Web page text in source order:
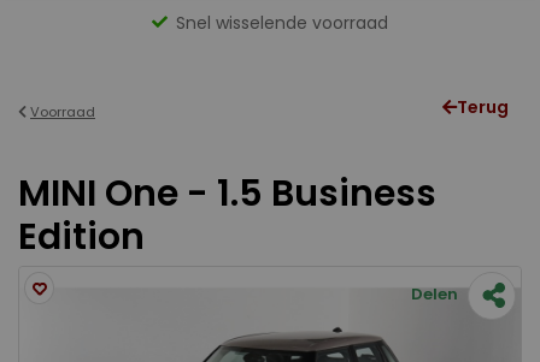
Snel wisselende voorraad
Voorraad Terug
MINI One - 1.5 Business
Edition
Delen